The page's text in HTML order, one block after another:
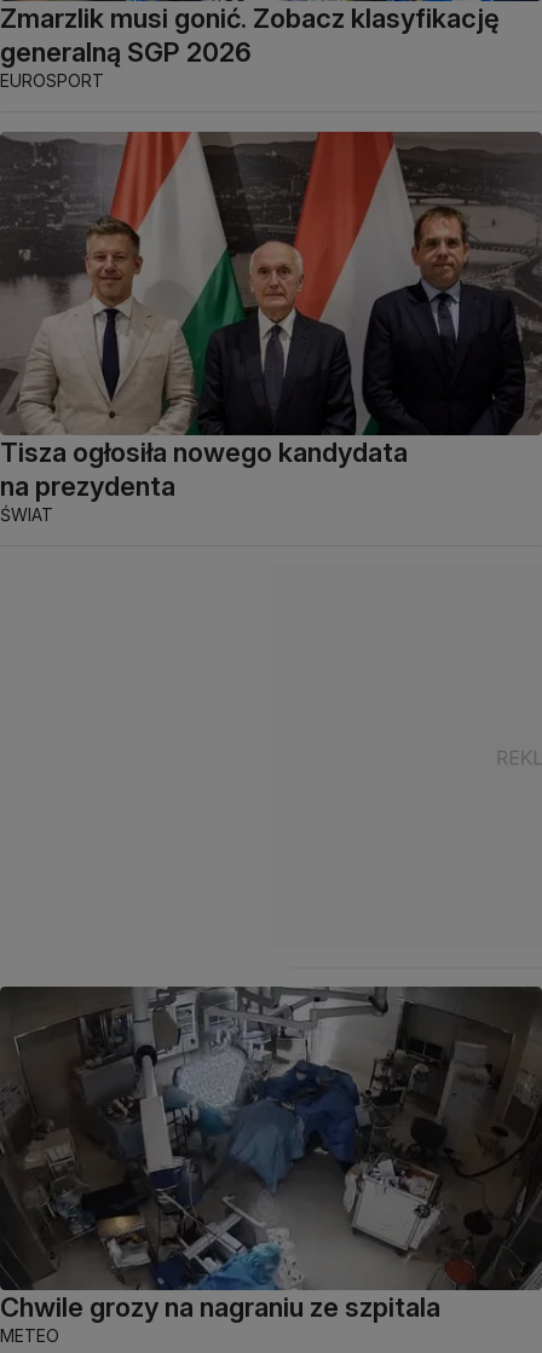
Zmarzlik musi gonić. Zobacz klasyfikację
generalną SGP 2026
EUROSPORT
Tisza ogłosiła nowego kandydata
na prezydenta
ŚWIAT
Chwile grozy na nagraniu ze szpitala
METEO